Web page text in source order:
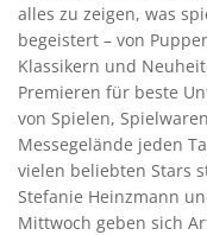
alles zu zeigen, was
begeistert – von
Klassikern und
Premieren für beste
von Spielen,
Messegelände jeden
vielen beliebten Stars
Stefanie Heinzmann
Mittwoch geben sich